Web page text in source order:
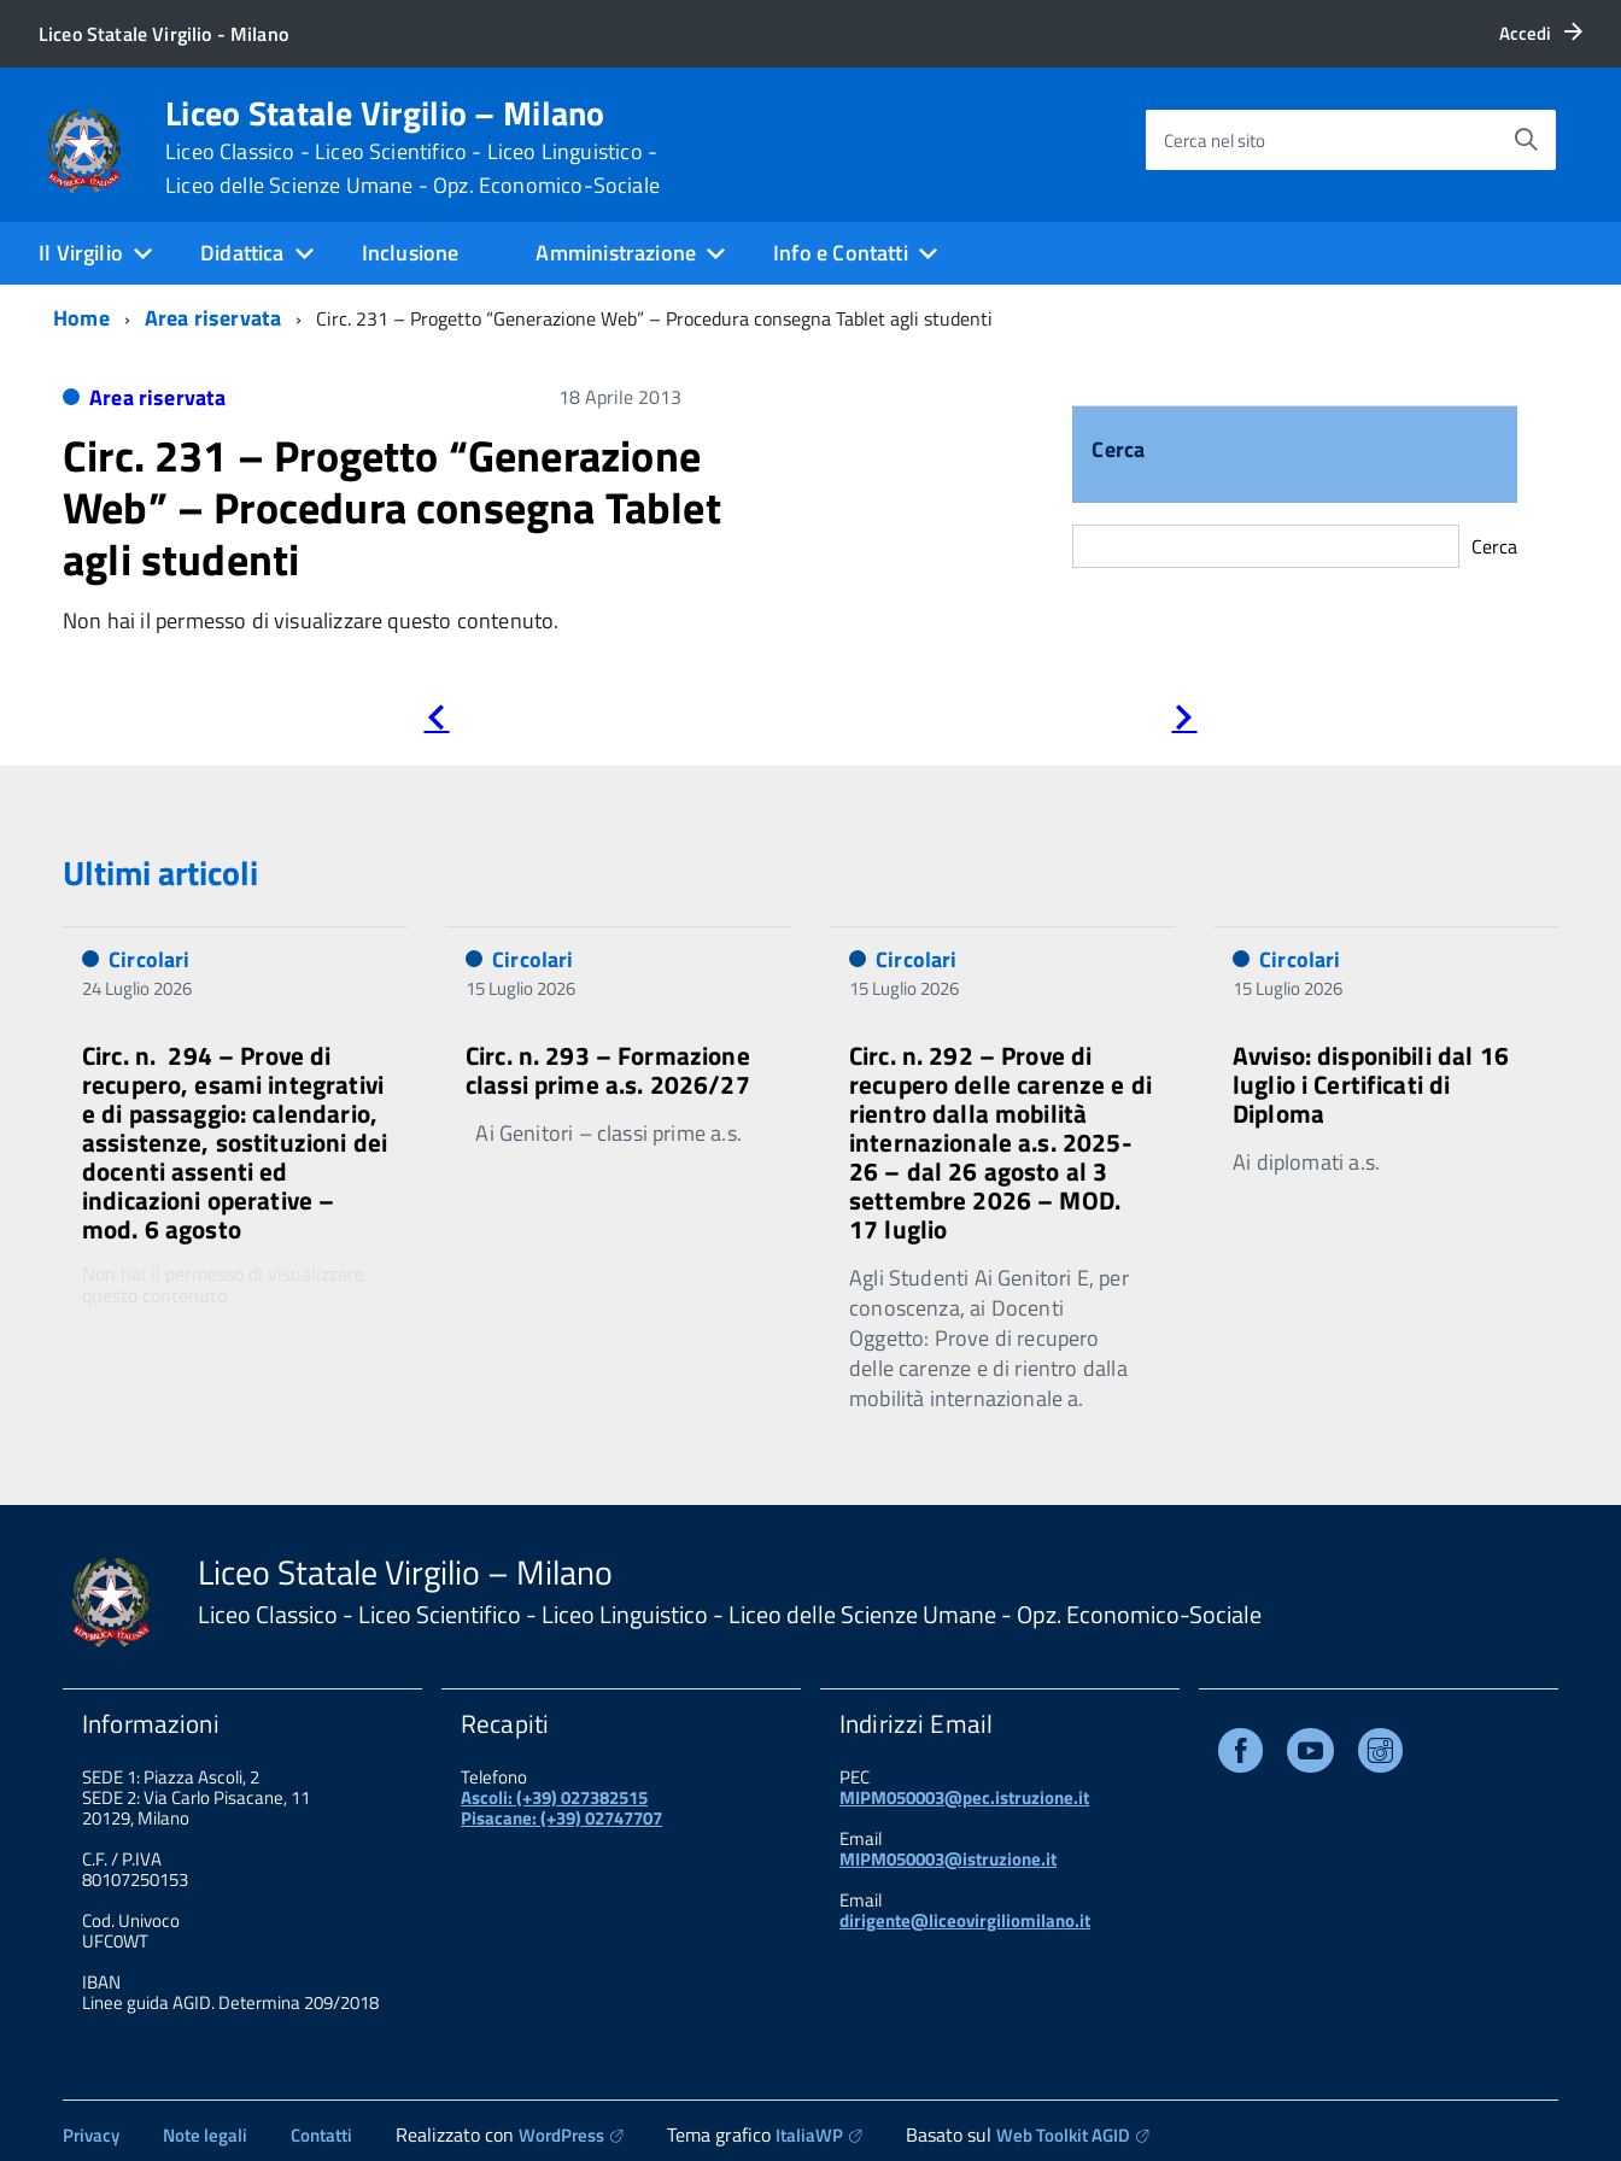
Liceo Statale Virgilio - Milano Accedi
Liceo Statale Virgilio – Milano
Liceo Classico - Liceo Scientifico - Liceo Linguistico -
Liceo delle Scienze Umane - Opz. Economico-Sociale
Cerca nel sito
Il Virgilio Didattica Inclusione Amministrazione
Info e Contatti
Home
Area riservata Circ. 231 – Progetto “Generazione Web” – Procedura consegna Tablet agli studenti
Area riservata 18 Aprile 2013
Circ. 231 – Progetto “Generazione
Web” – Procedura consegna Tablet
agli studenti
Non hai il permesso di visualizzare questo contenuto.
Cerca
Cerca
precedente successiva
Ultimi articoli
Circolari
24 Luglio 2026
Circ. n. 294 – Prove di
recupero, esami integrativi
e di passaggio: calendario,
assistenze, sostituzioni dei
docenti assenti ed
indicazioni operative –
mod. 6 agosto
Circolari
15 Luglio 2026
Circ. n. 293 – Formazione
classi prime a.s. 2026/27
Ai Genitori – classi prime a.s.
Circolari
15 Luglio 2026
Circ. n. 292 – Prove di
recupero delle carenze e di
rientro dalla mobilità
internazionale a.s. 2025-
26 – dal 26 agosto al 3
settembre 2026 – MOD.
17 luglio
Agli Studenti Ai Genitori E, per
conoscenza, ai Docenti
Oggetto: Prove di recupero
delle carenze e di rientro dalla
mobilità internazionale a.
Circolari
15 Luglio 2026
Avviso: disponibili dal 16
luglio i Certificati di
Diploma
Ai diplomati a.s.
Liceo Statale Virgilio – Milano
Liceo Classico - Liceo Scientifico - Liceo Linguistico - Liceo delle Scienze Umane - Opz. Economico-Sociale
Informazioni
SEDE 1: Piazza Ascoli, 2
SEDE 2: Via Carlo Pisacane, 11
20129, Milano
C.F. / P.IVA
80107250153
Cod. Univoco
UFC0WT
IBAN
Linee guida AGID. Determina 209/2018
Recapiti
Telefono
Ascoli: (+39) 027382515
Pisacane: (+39) 02747707
Indirizzi Email
PEC
MIPM050003@pec.istruzione.it
Email
MIPM050003@istruzione.it
Email
dirigente@liceovirgiliomilano.it
Facebook Youtube
Privacy Note legali Contatti Realizzato con WordPress Tema grafico ItaliaWP Basato sul Web Toolkit AGID